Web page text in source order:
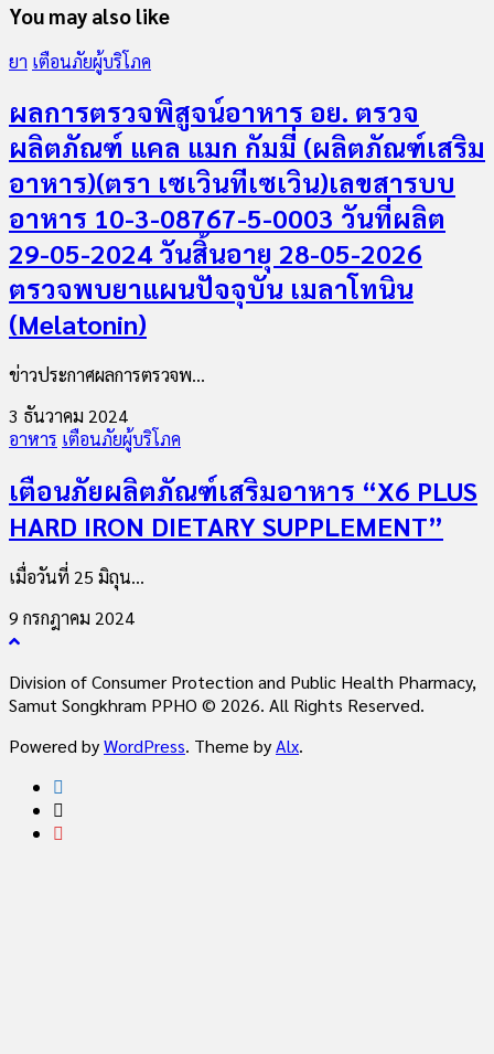
You may also like
ยา เตือนภัยผู้บริโภค
ผลการตรวจพิสูจน์อาหาร อย. ตรวจ
ผลิตภัณฑ์ แคล แมก กัมมี่ (ผลิตภัณฑ์เสริม
อาหาร)(ตรา เซเวินทีเซเวิน)เลขสารบบ
อาหาร 10-3-08767-5-0003 วันที่ผลิต
29-05-2024 วันสิ้นอายุ 28-05-2026
ตรวจพบยาแผนปัจจุบัน เมลาโทนิน
(Melatonin)
ข่าวประกาศผลการตรวจพ...
3 ธันวาคม 2024
อาหาร เตือนภัยผู้บริโภค
เตือนภัยผลิตภัณฑ์เสริมอาหาร “X6 PLUS
HARD IRON DIETARY SUPPLEMENT”
เมื่อวันที่ 25 มิถุน...
9 กรกฎาคม 2024
Division of Consumer Protection and Public Health Pharmacy,
Samut Songkhram PPHO © 2026. All Rights Reserved.
Powered byWordPress. Theme byAlx.